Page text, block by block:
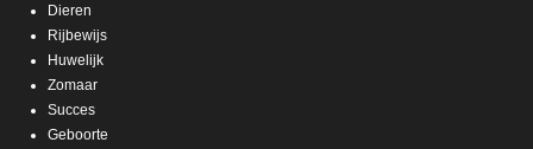
Dieren
Rijbewijs
Huwelijk
Zomaar
Succes
Geboorte